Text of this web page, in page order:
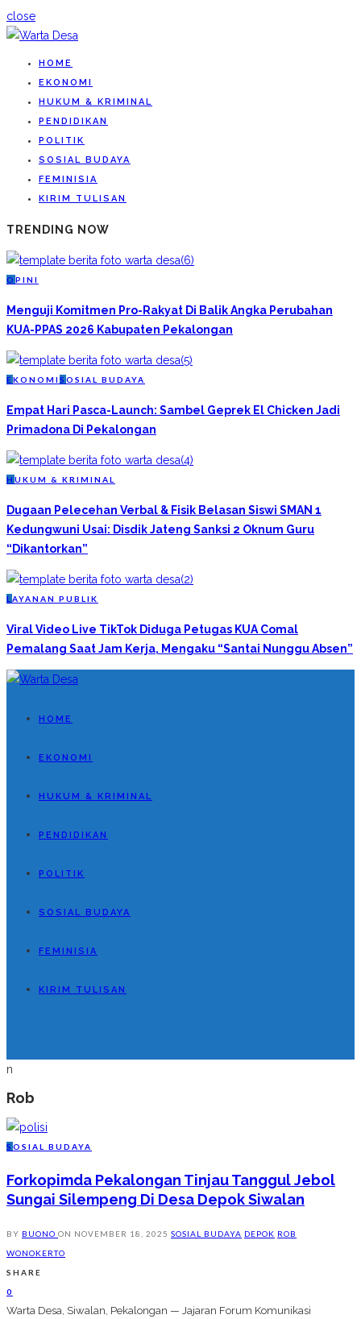
close
HOME
EKONOMI
HUKUM & KRIMINAL
PENDIDIKAN
POLITIK
SOSIAL BUDAYA
FEMINISIA
KIRIM TULISAN
TRENDING NOW
O PINI
Menguji Komitmen Pro-Rakyat Di Balik Angka Perubahan
KUA-PPAS 2026 Kabupaten Pekalongan
EKONOMI S OSIAL BUDAYA
Empat Hari Pasca-Launch: Sambel Geprek El Chicken Jadi
Primadona Di Pekalongan
H UKUM & KRIMINAL
Dugaan Pelecehan Verbal & Fisik Belasan Siswi SMAN 1
Kedungwuni Usai: Disdik Jateng Sanksi 2 Oknum Guru
“Dikantorkan”
L AYANAN PUBLIK
Viral Video Live TikTok Diduga Petugas KUA Comal
Pemalang Saat Jam Kerja, Mengaku “Santai Nunggu Absen”
HOME
EKONOMI
HUKUM & KRIMINAL
PENDIDIKAN
POLITIK
SOSIAL BUDAYA
FEMINISIA
KIRIM TULISAN
n
Rob
S OSIAL BUDAYA
Forkopimda Pekalongan Tinjau Tanggul Jebol
Sungai Silempeng Di Desa Depok Siwalan
BY BUONO ON NOVEMBER 18, 2025 SOSIAL BUDAYA DEPOK ROB
WONOKERTO
SHARE
0
Warta Desa, Siwalan, Pekalongan — Jajaran Forum Komunikasi